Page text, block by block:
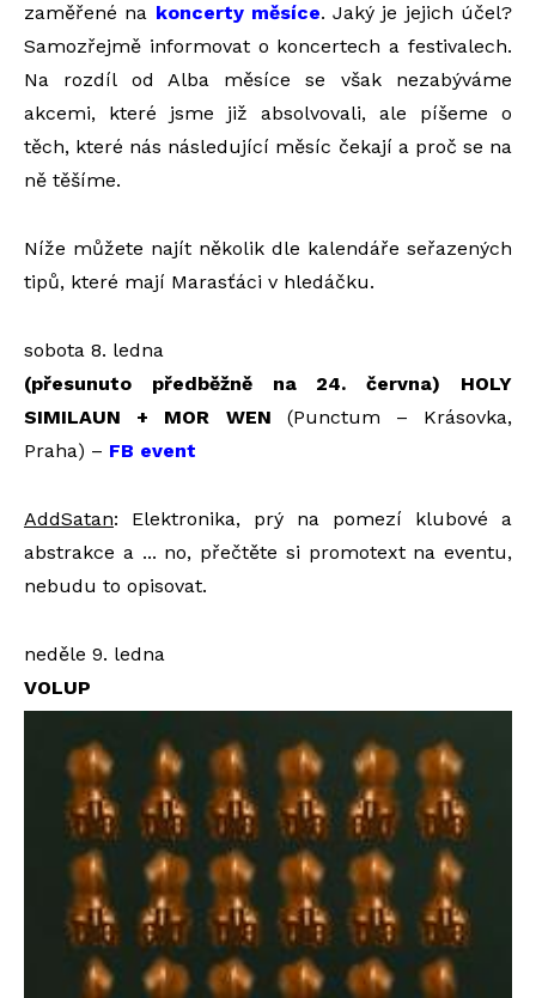
zaměřené na koncerty měsíce. Jaký je jejich účel?
Samozřejmě informovat o koncertech a festivalech.
Na rozdíl od Alba měsíce se však nezabýváme
akcemi, které jsme již absolvovali, ale píšeme o
těch, které nás následující měsíc čekají a proč se na
ně těšíme.
Níže můžete najít několik dle kalendáře seřazených
tipů, které mají Marasťáci v hledáčku.
sobota 8. ledna
(přesunuto předběžně na 24. června) HOLY
SIMILAUN + MOR WEN (Punctum – Krásovka,
Praha) – FB event
AddSatan: Elektronika, prý na pomezí klubové a
abstrakce a ... no, přečtěte si promotext na eventu,
nebudu to opisovat.
neděle 9. ledna
VOLUP